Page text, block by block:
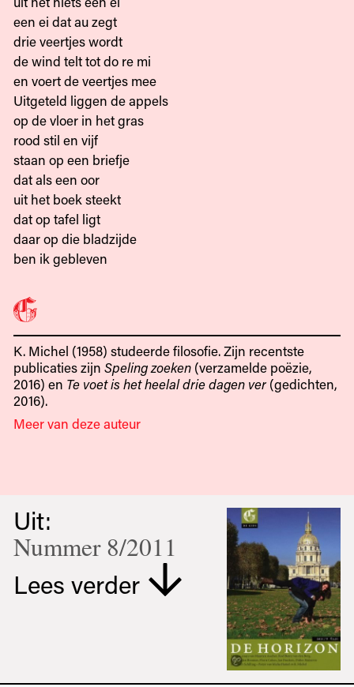
een ei dat au zegt
drie veertjes wordt
de wind telt tot do re mi
en voert de veertjes mee
Uitgeteld liggen de appels
op de vloer in het gras
rood stil en vijf
staan op een briefje
dat als een oor
uit het boek steekt
dat op tafel ligt
daar op die bladzijde
ben ik gebleven
K. Michel (1958) studeerde filosofie. Zijn recentste
publicaties zijn Speling zoeken(verzamelde poëzie,
2016) en Te voet is het heelal drie dagen ver(gedichten,
2016).
Meer van deze auteur
Uit:
Nummer 8/2011
Lees verder